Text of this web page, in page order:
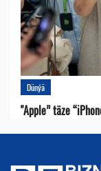
Dünýä
"Apple” täze